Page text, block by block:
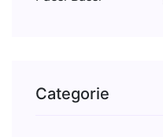
Categorie